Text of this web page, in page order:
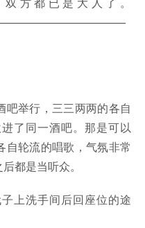
吧举行，三三两两的各自
了同一酒吧。那是可以
自轮流的唱歌，气氛非常
都是当听众。
上洗手间后回座位的途